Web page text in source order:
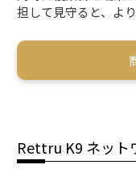
担して見守ると、より
Rettru K9 ネット